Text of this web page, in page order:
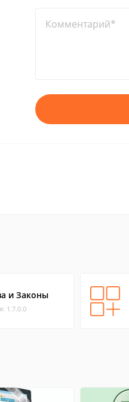
Комментарий*
и Законы
1.7.0.0